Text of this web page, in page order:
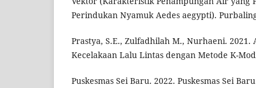
Perindukan Nyamuk Aedes aegypti).
Prastya, S.E., Zulfadhilah M., Nurhaeni. 2021.
Kecelakaan Lalu Lintas dengan Metode K-
Puskesmas Sei Baru. 2022. Puskesmas Sei